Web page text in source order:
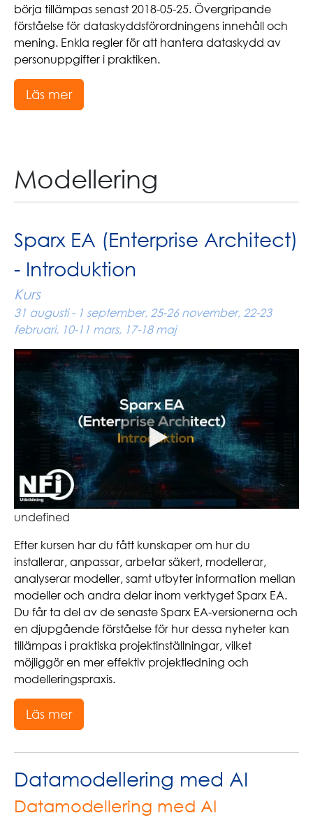
börja tillämpas senast 2018-05-25. Övergripande
förståelse för dataskyddsförordningens innehåll och
mening. Enkla regler för att hantera dataskydd av
personuppgifter i praktiken.
Läs mer
Modellering
Sparx EA (Enterprise Architect)
- Introduktion
Kurs
31 augusti - 1 september, 25-26 november, 22-23
februari, 10-11 mars, 17-18 maj
undefined
Efter kursen har du fått kunskaper om hur du
installerar, anpassar, arbetar säkert, modellerar,
analyserar modeller, samt utbyter information mellan
modeller och andra delar inom verktyget Sparx EA.
Du får ta del av de senaste Sparx EA-versionerna och
en djupgående förståelse för hur dessa nyheter kan
tillämpas i praktiska projektinställningar, vilket
möjliggör en mer effektiv projektledning och
modelleringspraxis.
Läs mer
Datamodellering med AI
Datamodellering med AI